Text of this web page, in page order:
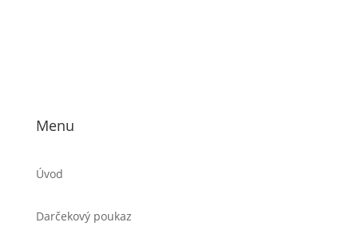
Menu
Úvod
Darčekový poukaz